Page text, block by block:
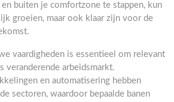
buiten je comfortzone te stappen, kun
groeien, maar ook klaar zijn voor de
vaardigheden is essentieel om relevant
veranderende arbeidsmarkt.
en automatisering hebben
sectoren, waardoor bepaalde banen